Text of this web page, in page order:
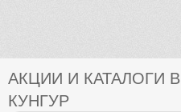
АКЦИИ И КАТАЛОГИ
КУНГУР